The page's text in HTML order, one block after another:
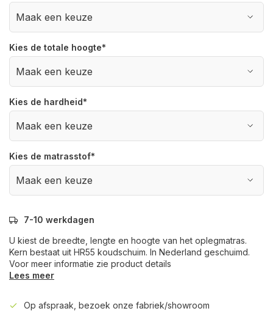
Kies de totale hoogte*
Kies de hardheid*
Kies de matrasstof*
7-10 werkdagen
U kiest de breedte, lengte en hoogte van het oplegmatras.
Kern bestaat uit HR55 koudschuim. In Nederland geschuimd.
Voor meer informatie zie product details
Lees meer
Op afspraak, bezoek onze fabriek/showroom